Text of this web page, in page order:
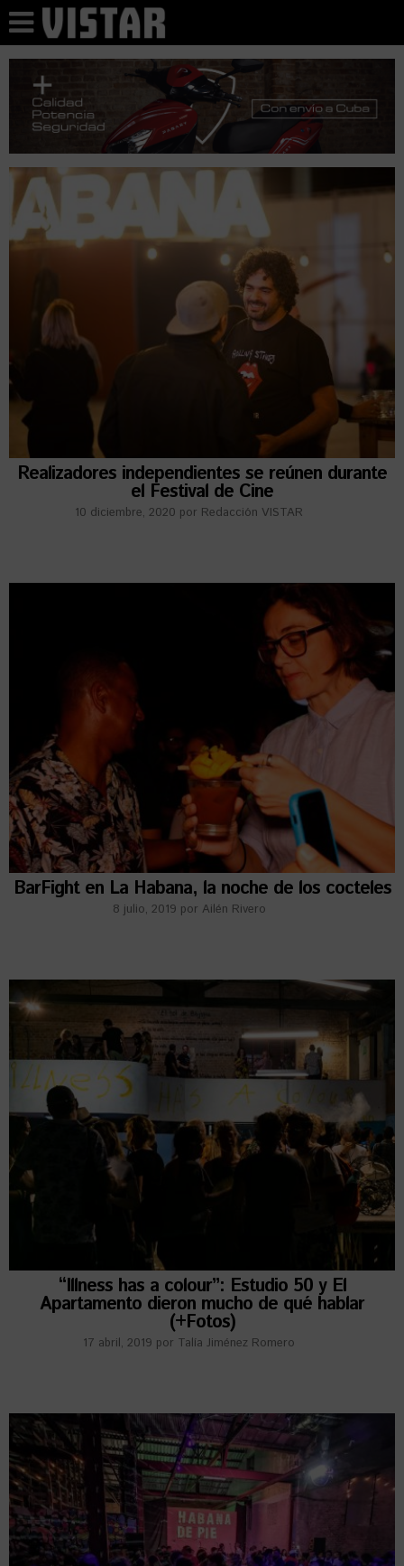
Realizadores independientes se reúnen durante
el Festival de Cine
10 diciembre, 2020 por Redacción VISTAR
BarFight en La Habana, la noche de los cocteles
8 julio, 2019 por Ailén Rivero
“Illness has a colour”: Estudio 50 y El
Apartamento dieron mucho de qué hablar
(+Fotos)
17 abril, 2019 por Talía Jiménez Romero